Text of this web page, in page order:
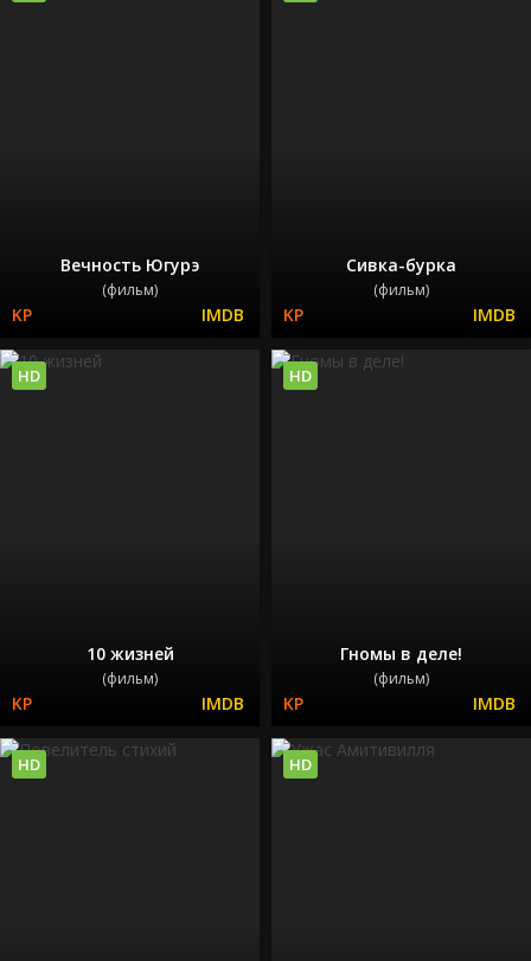
Вечность Югурэ
(фильм)
Сивка-бурка
(фильм)
10 жизней
(фильм)
HD
Гномы в деле!
(фильм)
HD
HD HD